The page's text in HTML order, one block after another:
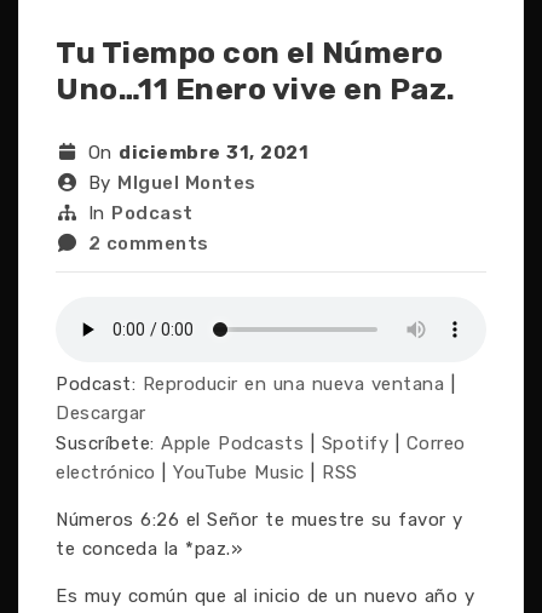
Tu Tiempo con el Número
Uno…11 Enero vive en Paz.
On diciembre 31, 2021
By MIguel Montes
In Podcast
2 comments
Podcast: Reproducir en una nueva ventana
Descargar
Suscríbete: Apple Podcasts Spotify
Correo
electrónico
YouTube Music RSS
Números 6:26 el Señor te muestre su favor y
te conceda la *paz.»
Es muy común que al inicio de un nuevo año y